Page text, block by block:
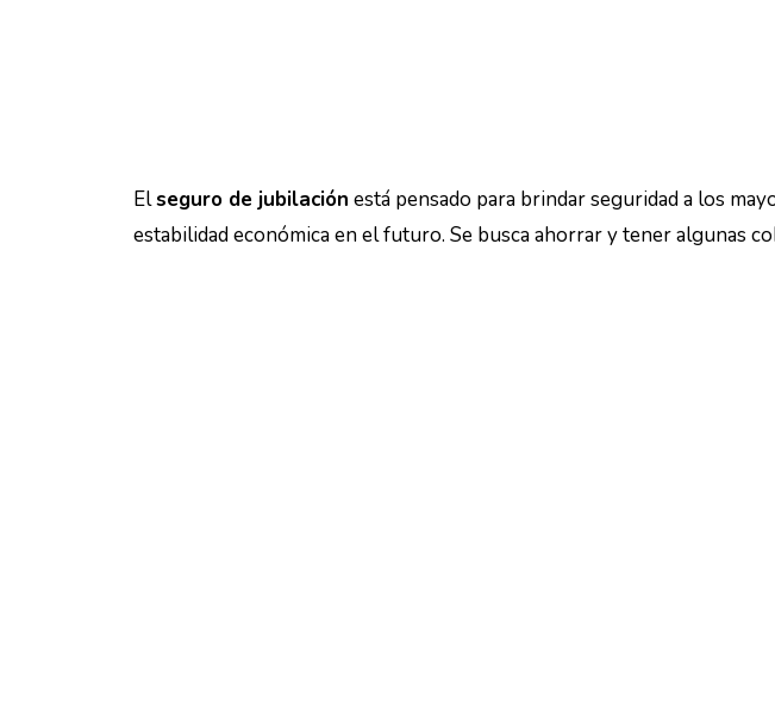
Elseguro de jubilación está pensado para brindar seguridad a los
estabilidad económica en el futuro. Se busca ahorrar y tener algunas